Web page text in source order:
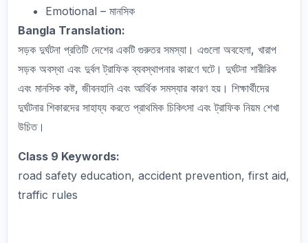
Emotional – মানসিক
Bangla Translation:
সড়ক দুর্ঘটনা প্রতিটি দেশের একটি গুরুতর সমস্যা। এগুলো অবহেলা, খারাপ
সড়ক অবস্থা এবং দুর্বল ট্রাফিক ব্যবস্থাপনার কারণে ঘটে। দুর্ঘটনা শারীরিক
এবং মানসিক কষ্ট, জীবনহানি এবং আর্থিক সমস্যার কারণ হয়। শিক্ষার্থীদের
দুর্ঘটনার শিকারদের সাহায্য করতে প্রাথমিক চিকিৎসা এবং ট্রাফিক নিয়ম শেখা
উচিত।
Class 9 Keywords:
road safety education, accident prevention, first aid,
traffic rules